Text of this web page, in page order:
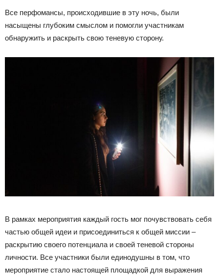
Все перфомансы, происходившие в эту ночь, были
насыщены глубоким смыслом и помогли участникам
обнаружить и раскрыть свою теневую сторону.
В рамках мероприятия каждый гость мог почувствовать себя
частью общей идеи и присоединиться к общей миссии –
раскрытию своего потенциала и своей теневой стороны
личности. Все участники были единодушны в том, что
мероприятие стало настоящей площадкой для выражения